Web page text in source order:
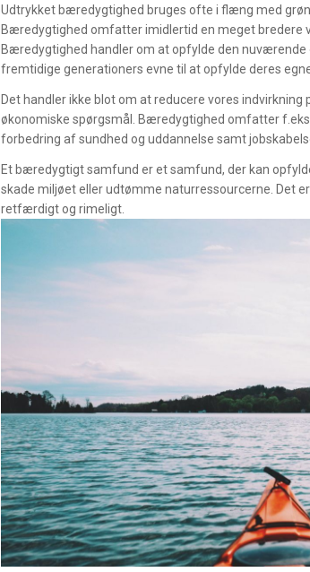
Udtrykket bæredygtighed bruges ofte i flæng med grøn
Bæredygtighed omfatter imidlertid en meget bredere
Bæredygtighed handler om at opfylde den nuværende
fremtidige generationers evne til at opfylde deres
Det handler ikke blot om at reducere vores indvirkning
økonomiske spørgsmål. Bæredygtighed omfatter
forbedring af sundhed og uddannelse samt
Et bæredygtigt samfund er et samfund, der kan
skade miljøet eller udtømme naturressourcerne. Det
retfærdigt og rimeligt.